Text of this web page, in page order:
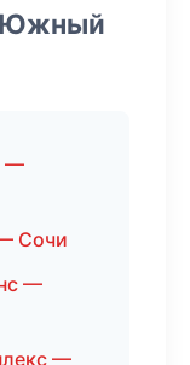
Южный
—
Сочи
—
—